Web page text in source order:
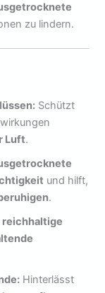
zu lindern.
Schützt
Luft.
und hilft,
.
reichhaltige
Hinterlässt